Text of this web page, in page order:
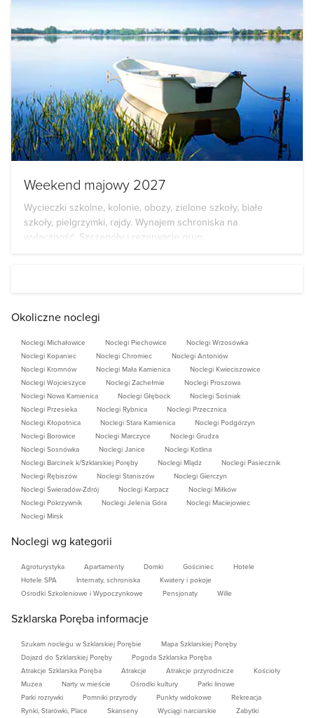
Weekend majowy 2027
Wycieczki szkolne, kolonie, obozy, zielone szkoły, białe
szkoły, pielgrzymki, rajdy. Wynajem schroniska na
wyłączność. Szczegóły i rezerwacje grup...
Okoliczne noclegi
Noclegi Michałowice Noclegi Piechowice
Noclegi Wrzosówka
Noclegi Kopaniec
Noclegi Chromiec
Noclegi Antoniów
Noclegi Kromnów
Noclegi Mała Kamienica
Noclegi Kwieciszowice
Noclegi Wojcieszyce
Noclegi Zachełmie
Noclegi Proszowa
Noclegi Nowa Kamienica
Noclegi Głębock
Noclegi Sośniak
Noclegi Przesieka
Noclegi Rybnica
Noclegi Przecznica
Noclegi Kłopotnica
Noclegi Stara Kamienica
Noclegi Podgórzyn
Noclegi Borowice
Noclegi Marczyce
Noclegi Grudza
Noclegi Sosnówka
Noclegi Janice
Noclegi Kotlina
Noclegi Barcinek k/Szklarskiej Poręby
Noclegi Mlądz
Noclegi Pasiecznik
Noclegi Rębiszów
Noclegi Staniszów
Noclegi Gierczyn
Noclegi Świeradów-Zdrój
Noclegi Karpacz
Noclegi Miłków
Noclegi Pokrzywnik
Noclegi Jelenia Góra
Noclegi Maciejowiec
Noclegi Mirsk
Noclegi wg kategorii
Agroturystyka Apartamenty Domki Gościniec
Hotele
Hotele SPA
Internaty, schroniska
Kwatery i pokoje
Ośrodki Szkoleniowe i Wypoczynkowe
Pensjonaty Wille
Szklarska Poręba informacje
Szukam noclegu w Szklarskiej Porębie
Mapa Szklarskiej Poręby
Dojazd do Szklarskiej Poręby
Pogoda Szklarska Poręba
Atrakcje Szklarska Poręba
Atrakcje Atrakcje przyrodnicze
Kościoły
Muzea
Narty w mieście Ośrodki kultury
Parki linowe
Parki rozrywki
Pomniki przyrody Punkty widokowe
Rekreacja
Rynki, Starówki, Place
Skanseny Wyciągi narciarskie
Zabytki